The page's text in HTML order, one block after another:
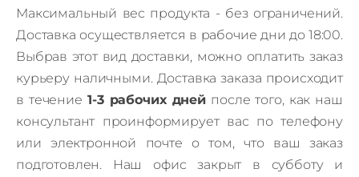
Максимальный вес продукта - без ограничений.
Доставка осуществляется в рабочие дни до 18:00.
Выбрав этот вид доставки, можно оплатить заказ
курьеру наличными. Доставка заказа происходит
в течение 1-3 рабочих дней после того, как наш
консультант проинформирует вас по телефону
или электронной почте о том, что ваш заказ
подготовлен. Наш офис закрыт в субботу и